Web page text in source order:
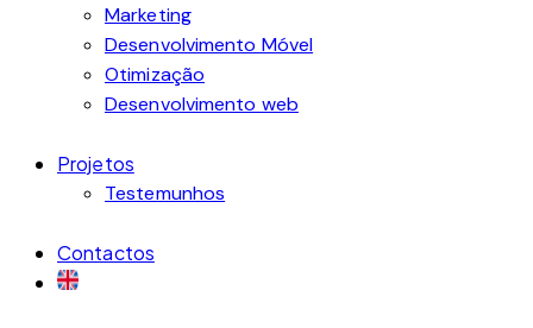
Marketing
Desenvolvimento Móvel
Otimização
Desenvolvimento web
Projetos
Testemunhos
Contactos